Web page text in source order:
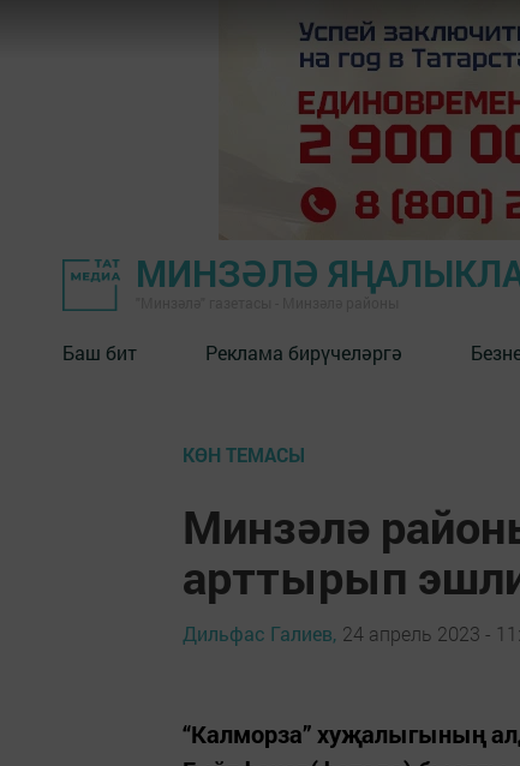
МИНЗӘЛӘ
Баш бит Реклама бирүчеләргә
КӨН ТЕМАСЫ
Минзәлә
арттырып
Дильфас Галиев, 24 апрель 2023 -
“Калморза” хуҗалыгының